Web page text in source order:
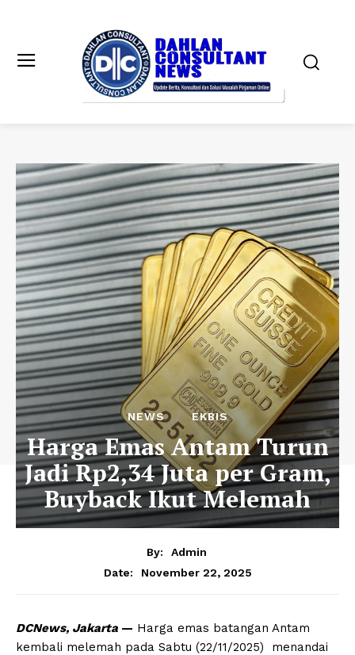
NEWS EKBIS
Harga Emas Antam Turun
Jadi Rp2,34 Juta per Gram,
Buyback Ikut Melemah
By:
Admin
Date:
November 22, 2025
DCNews, Jakarta — Harga emas batangan Antam
kembali melemah pada Sabtu (22/11/2025) menandai